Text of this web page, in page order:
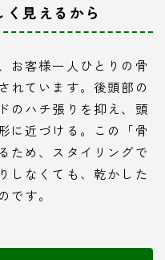
見えるから
お客様一人ひとりの骨
れています。後頭部の
のハチ張りを抑え、頭
に近づける。この「骨
ため、スタイリングで
しなくても、乾かした
です。